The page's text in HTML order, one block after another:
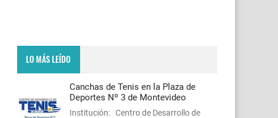
LO MÁS LEÍDO
Canchas de Tenis en la Plaza de
Deportes Nº 3 de Montevideo
Institución: Centro de Desarrollo de